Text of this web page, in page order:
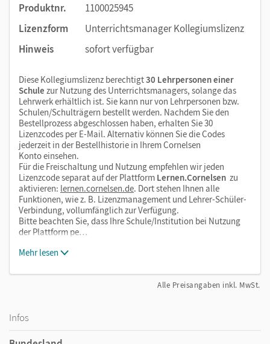
Produktnr.
1100025945
Lizenzform
Unterrichtsmanager Kollegiumslizenz
Hinweis
sofort verfügbar
Diese Kollegiumslizenz berechtigt30 Lehrpersonen einer
Schule zur Nutzung des Unterrichtsmanagers, solange das
Lehrwerk erhältlich ist. Sie kann nur von Lehrpersonen bzw.
Schulen/Schulträgern bestellt werden. Nachdem Sie den
Bestellprozess abgeschlossen haben, erhalten Sie 30
Lizenzcodes per E-Mail. Alternativ können Sie die Codes
jederzeit in der Bestellhistorie in Ihrem Cornelsen
Konto einsehen.
Für die Freischaltung und Nutzung empfehlen wir jeden
Lizenzcode separat auf der Plattform Lernen.Cornelsen zu
aktivieren: lernen.cornelsen.de. Dort stehen Ihnen alle
Funktionen, wie z. B. Lizenzmanagement und Lehrer-Schüler-
Verbindung, vollumfänglich zur Verfügung.
Bitte beachten Sie, dass Ihre Schule/Institution bei Nutzung
der Plattform pe…
Mehr lesen
Alle Preisangaben inkl. MwSt.
Infos